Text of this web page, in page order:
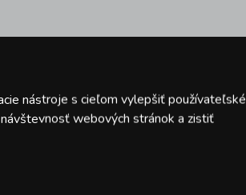
a
Ak
si
nástroje s cieľom vylepšiť používateľské
webových stránok a zistiť